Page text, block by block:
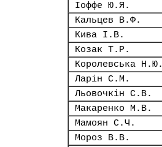
Іоффе Ю.Я.
Кальцев В.Ф.
Кива І.В.
Козак Т.Р.
Королевська Н.Ю.
Ларін С.М.
Льовочкін С.В.
Макаренко М.В.
Мамоян С.Ч.
Мороз В.В.